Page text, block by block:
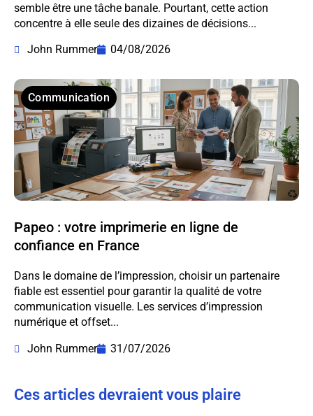
semble être une tâche banale. Pourtant, cette action
concentre à elle seule des dizaines de décisions...
John Rummer
04/08/2026
Communication
Papeo : votre imprimerie en ligne de
confiance en France
Dans le domaine de l’impression, choisir un partenaire
fiable est essentiel pour garantir la qualité de votre
communication visuelle. Les services d’impression
numérique et offset...
John Rummer
31/07/2026
Ces articles devraient vous plaire